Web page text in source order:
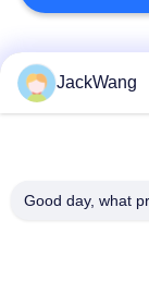
หมวด
JackWang
Good day, what